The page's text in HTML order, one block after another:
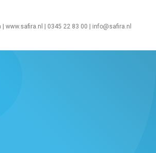
www.safira.nl | 0345 22 83 00 | info@safira.nl